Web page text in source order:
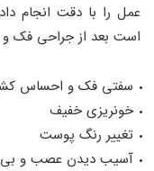
عمل را با دقت انجام
است بعد از جراحی فک و
سفتی فک و احساس
خونریزی خفیف
تغییر رنگ پوست
آسیب دیدن عصب و